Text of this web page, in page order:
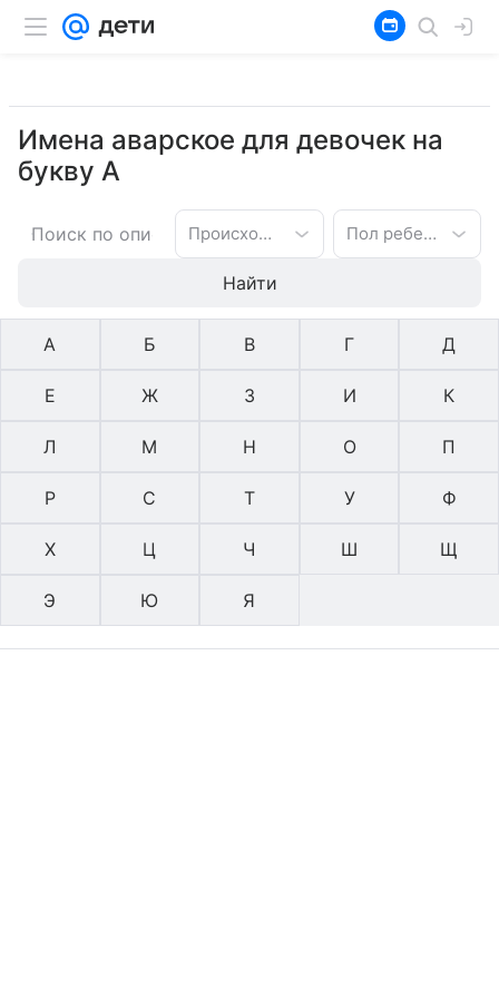
Имена аварское для девочек на
букву А
Происхождение имени Пол ребенка
Найти
А Б В Г Д
Е Ж З И К
Л М Н О П
Р С Т У Ф
Х Ц Ч Ш Щ
Э Ю Я